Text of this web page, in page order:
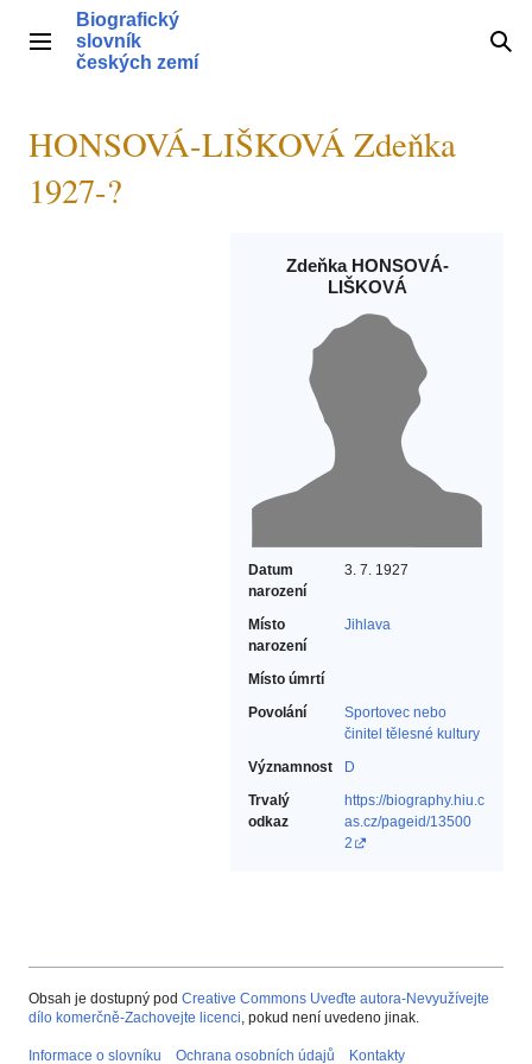
obsahHlavní menu
Biografický
slovník
českých zemí
HONSOVÁ-LIŠKOVÁ Zdeňka
1927-?
Zdeňka HONSOVÁ-
LIŠKOVÁ
Datum
narození
3. 7. 1927
Místo
narození
Jihlava
Místo úmrtí
Povolání
Sportovec nebo
činitel tělesné kultury‎
Významnost
D
Trvalý
odkaz
https://biography.hiu.c
as.cz/pageid/13500
2
Obsah je dostupný pod Creative Commons Uveďte autora-Nevyužívejte
dílo komerčně-Zachovejte licenci, pokud není uvedeno jinak.
Informace o slovníku Ochrana osobních údajů Kontakty